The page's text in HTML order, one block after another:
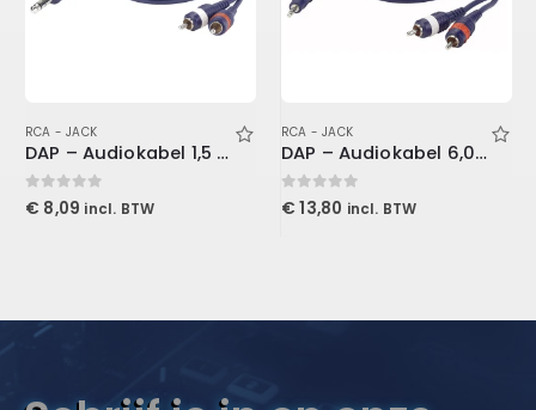
RCA - JACK
DAP – Audiokabel 1,5 M Stereo Jack – 2 RCA
0out of 5
€ 8,09 incl. BTW
RCA - JACK
DAP – Audiokabel 6,0 M Mini Jack – 2 RCA
0out of 5
€ 13,80 incl. BTW